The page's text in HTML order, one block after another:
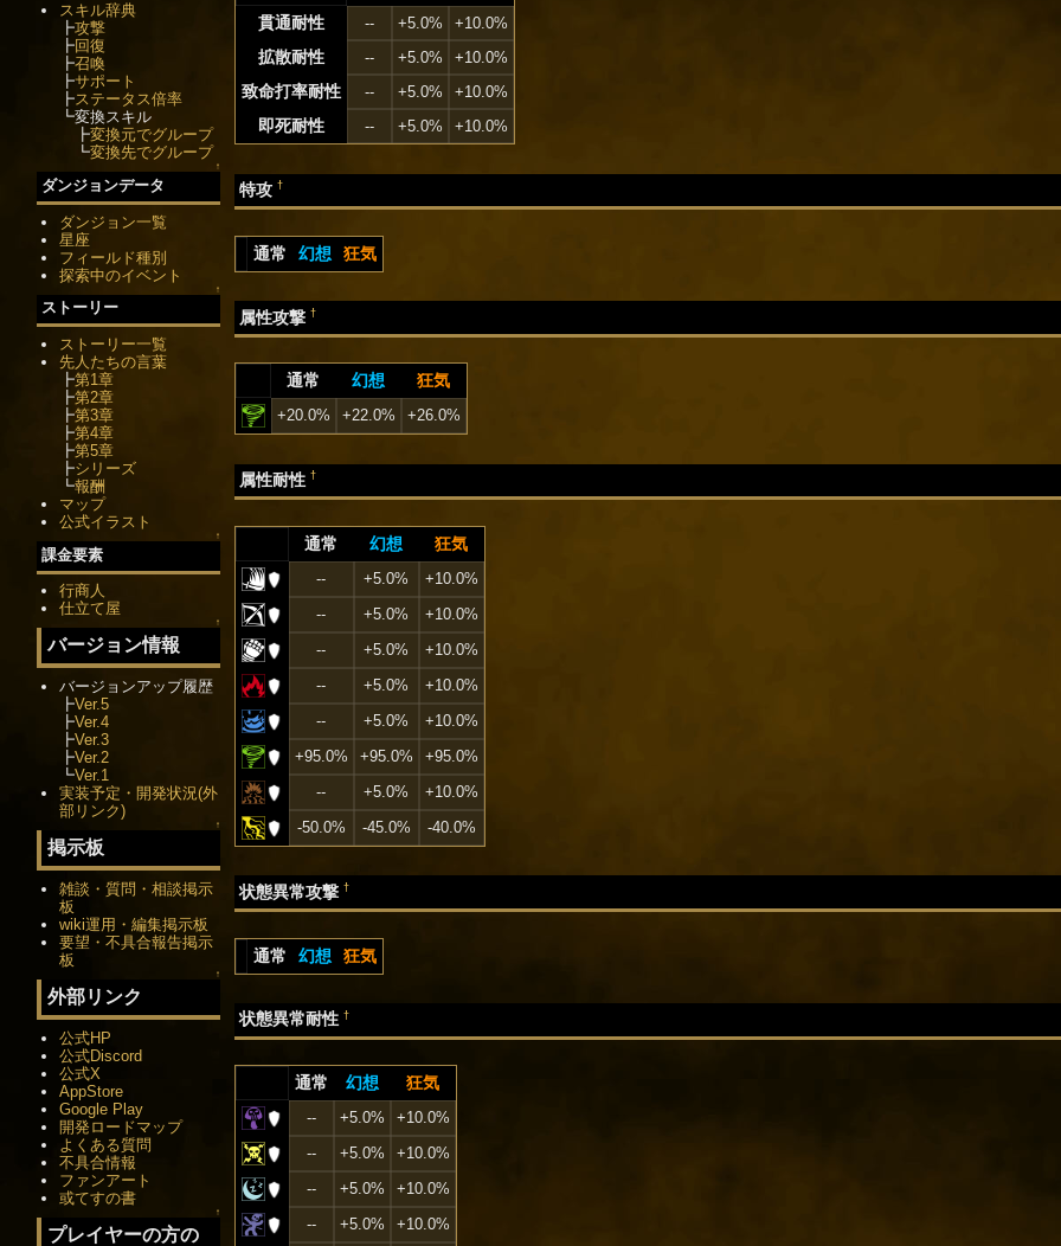
貫通耐性
-- +5.0% +10.0%
拡散耐性 -- +5.0% +10.0%
致命打率耐性 -- +5.0% +10.0%
即死耐性 -- +5.0% +10.0%
特攻 †
通常 幻想 狂気
属性攻撃 †
通常 幻想 狂気
+20.0% +22.0% +26.0%
属性耐性 †
通常 幻想 狂気
-- +5.0%
+10.0%
--
+5.0%
+10.0%
--
+5.0%
+10.0%
--
+5.0%
+10.0%
--
+5.0%
+10.0%
+95.0%
+95.0%
+95.0%
--
+5.0%
+10.0%
-50.0%
-45.0% -40.0%
状態異常攻撃 †
通常 幻想 狂気
状態異常耐性 †
通常 幻想 狂気
-- +5.0%
+10.0%
--
+5.0%
+10.0%
--
+5.0%
+10.0%
--
+5.0%
+10.0%
スキル辞典
┣攻撃
┣回復
┣召喚
┣サポート
┣ステータス倍率
┗変換スキル
┣変換元でグループ
┗変換先でグループ
↑
ダンジョンデータ
ダンジョン一覧
星座
フィールド種別
探索中のイベント
↑
ストーリー
ストーリー一覧
先人たちの言葉
┣第1章
┣第2章
┣第3章
┣第4章
┣第5章
┣シリーズ
┗報酬
マップ
公式イラスト
↑
課金要素
行商人
仕立て屋
↑
バージョン情報
バージョンアップ履歴
┣Ver.5
┣Ver.4
┣Ver.3
┣Ver.2
┗Ver.1
実装予定・開発状況(外
部リンク)
↑
掲示板
雑談・質問・相談掲示
板
wiki運用・編集掲示板
要望・不具合報告掲示
板
↑
外部リンク
公式HP
公式Discord
公式X
AppStore
Google Play
開発ロードマップ
よくある質問
不具合情報
ファンアート
或てすの書
↑
プレイヤーの方の